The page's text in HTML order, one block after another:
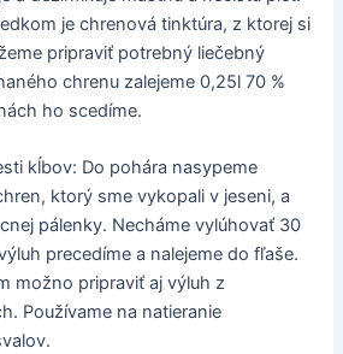
je chrenová tinktúra, z ktorej si
pripraviť potrebný liečebný
chrenu zalejeme 0,25l 70 %
ho scedíme.
kĺbov: Do pohára nasypeme
ktorý sme vykopali v jeseni, a
pálenky. Necháme vylúhovať 30
precedíme a nalejeme do fľaše.
možno pripraviť aj výluh z
Používame na natieranie